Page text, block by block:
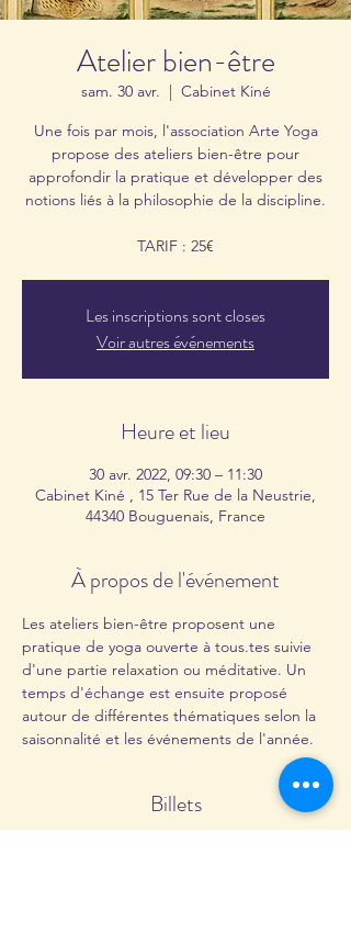
Atelier bien-être
sam. 30 avr.
  |
Cabinet Kiné
Une fois par mois, l'association Arte Yoga
propose des ateliers bien-être pour
approfondir la pratique et développer des
notions liés à la philosophie de la discipline.
TARIF : 25€
Les inscriptions sont closes
Voir autres événements
Heure et lieu
30 avr. 2022, 09:30 – 11:30
Cabinet Kiné , 15 Ter Rue de la Neustrie,
44340 Bouguenais, France
À propos de l'événement
Les ateliers bien-être proposent une
pratique de yoga ouverte à tous.tes suivie
d'une partie relaxation ou méditative. Un
temps d'échange est ensuite proposé
autour de différentes thématiques selon la
saisonnalité et les événements de l'année.
Billets